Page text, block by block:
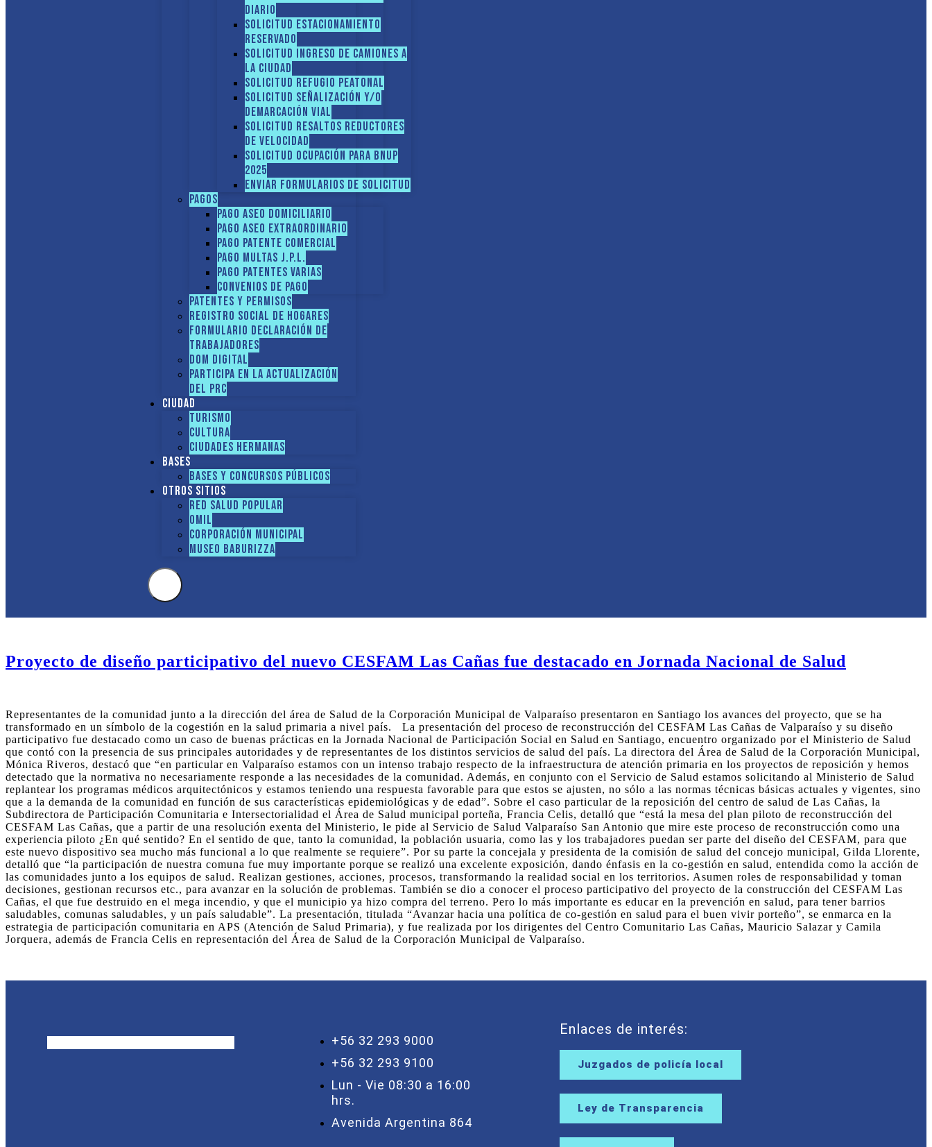
diario
Solicitud Estacionamiento
reservado
Solicitud Ingreso de camiones a
la ciudad
Solicitud Refugio peatonal
Solicitud Señalización y/o
demarcación vial
Solicitud Resaltos reductores
de velocidad
Solicitud Ocupación para BNUP
2025
ENVIAR FORMULARIOS DE SOLICITUD
Pagos
Pago Aseo domiciliario
Pago Aseo extraordinario
Pago Patente comercial
Pago multas J.P.L.
Pago Patentes varias
Convenios de pago
Patentes y Permisos
Registro social de hogares
FORMULARIO DECLARACIÓN DE
TRABAJADORES
DOM Digital
Participa en la actualización
del PRC
Ciudad
Turismo
Cultura
Ciudades hermanas
Bases
Bases y Concursos Públicos
Otros sitios
Red Salud Popular
OMIL
Corporación Municipal
Museo Baburizza
Jornada Nacional de Participación Social
Proyecto de diseño participativo del nuevo CESFAM Las Cañas fue destacado en Jornada Nacional de Salud
Representantes de la comunidad junto a la dirección del área de Salud de la Corporación Municipal de Valparaíso presentaron en Santiago los avances del proyecto, que se ha
transformado en un símbolo de la cogestión en la salud primaria a nivel país. La presentación del proceso de reconstrucción del CESFAM Las Cañas de Valparaíso y su diseño
participativo fue destacado como un caso de buenas prácticas en la Jornada Nacional de Participación Social en Salud en Santiago, encuentro organizado por el Ministerio de Salud
que contó con la presencia de sus principales autoridades y de representantes de los distintos servicios de salud del país. La directora del Área de Salud de la Corporación Municipal,
Mónica Riveros, destacó que “en particular en Valparaíso estamos con un intenso trabajo respecto de la infraestructura de atención primaria en los proyectos de reposición y hemos
detectado que la normativa no necesariamente responde a las necesidades de la comunidad. Además, en conjunto con el Servicio de Salud estamos solicitando al Ministerio de Salud
replantear los programas médicos arquitectónicos y estamos teniendo una respuesta favorable para que estos se ajusten, no sólo a las normas técnicas básicas actuales y vigentes, sino
que a la demanda de la comunidad en función de sus características epidemiológicas y de edad”. Sobre el caso particular de la reposición del centro de salud de Las Cañas, la
Subdirectora de Participación Comunitaria e Intersectorialidad el Área de Salud municipal porteña, Francia Celis, detalló que “está la mesa del plan piloto de reconstrucción del
CESFAM Las Cañas, que a partir de una resolución exenta del Ministerio, le pide al Servicio de Salud Valparaíso San Antonio que mire este proceso de reconstrucción como una
experiencia piloto ¿En qué sentido? En el sentido de que, tanto la comunidad, la población usuaria, como las y los trabajadores puedan ser parte del diseño del CESFAM, para que
este nuevo dispositivo sea mucho más funcional a lo que realmente se requiere”. Por su parte la concejala y presidenta de la comisión de salud del concejo municipal, Gilda Llorente,
detalló que “la participación de nuestra comuna fue muy importante porque se realizó una excelente exposición, dando énfasis en la co-gestión en salud, entendida como la acción de
las comunidades junto a los equipos de salud. Realizan gestiones, acciones, procesos, transformando la realidad social en los territorios. Asumen roles de responsabilidad y toman
decisiones, gestionan recursos etc., para avanzar en la solución de problemas. También se dio a conocer el proceso participativo del proyecto de la construcción del CESFAM Las
Cañas, el que fue destruido en el mega incendio, y que el municipio ya hizo compra del terreno. Pero lo más importante es educar en la prevención en salud, para tener barrios
saludables, comunas saludables, y un país saludable”. La presentación, titulada “Avanzar hacia una política de co-gestión en salud para el buen vivir porteño”, se enmarca en la
estrategia de participación comunitaria en APS (Atención de Salud Primaria), y fue realizada por los dirigentes del Centro Comunitario Las Cañas, Mauricio Salazar y Camila
Jorquera, además de Francia Celis en representación del Área de Salud de la Corporación Municipal de Valparaíso.
+56 32 293 9000
+56 32 293 9100
Lun - Vie 08:30 a 16:00
hrs.
Avenida Argentina 864
Enlaces de interés:
Juzgados de policía local
Ley de Transparencia